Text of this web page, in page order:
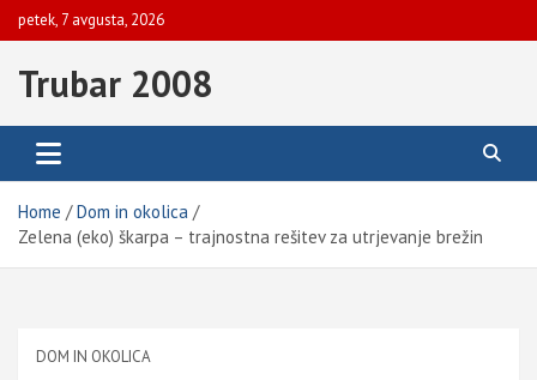
Skip
to
petek, 7 avgusta, 2026
Trubar 2008
Home
Dom in okolica
Zelena (eko) škarpa – trajnostna rešitev za utrjevanje brežin
DOM IN OKOLICA